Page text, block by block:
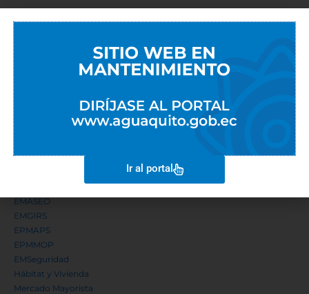
EMPRESAS METROPOLITANAS
EMASEO
EMGIRS
EPMAPS
EPMMOP
EMSeguridad
Hábitat y Vivienda
Mercado Mayorista
Ir al portal